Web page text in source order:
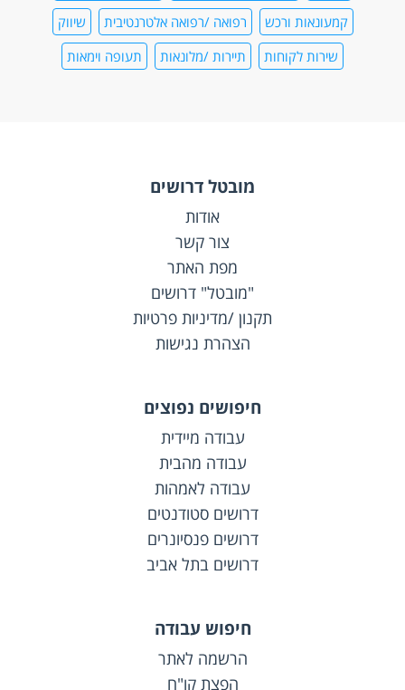
קמעונאות ורכש
רפואה /רפואה אלטרנטיבית
שיווק
שירות לקוחות
תיירות /מלונאות תעופה וימאות
מובטל דרושים
אודות
צור קשר
מפת האתר
"מובטל" דרושים
תקנון /מדיניות פרטיות
הצהרת נגישות
חיפושים נפוצים
עבודה מיידית
עבודה מהבית
עבודה לאמהות
דרושים סטודנטים
דרושים פנסיונרים
דרושים בתל אביב
חיפוש עבודה
הרשמה לאתר
הפצת קו"ח